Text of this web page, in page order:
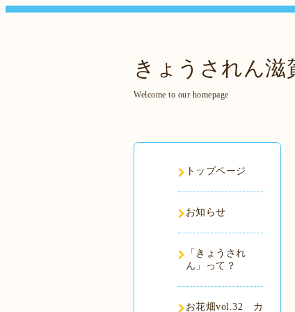
きょうされん滋
Welcome to our homepage
トップページ
お知らせ
「きょうされ
ん」って？
お花畑vol.32 カ